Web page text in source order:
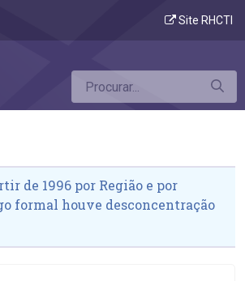
Site RHCTI
de 1996 por Região e por
formal houve desconcentração